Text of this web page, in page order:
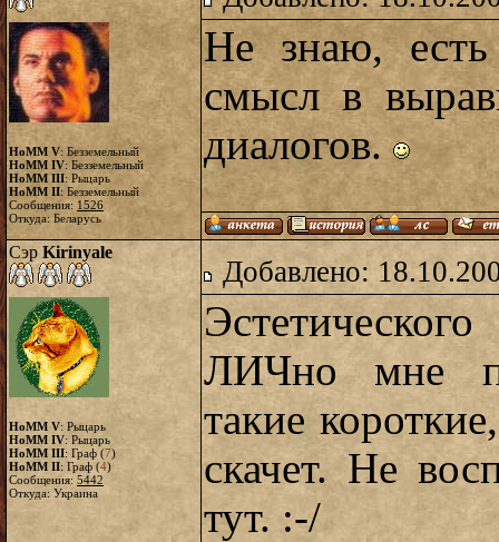
HoMM V: Безземельный
HoMM IV: Безземельный
HoMM III: Рыцарь
HoMM II: Безземельный
Сообщения: 1526
Откуда: Беларусь
Не знаю, есть
смысл в
диалогов.
Сэр Kirinyale
HoMM V: Рыцарь
HoMM IV: Рыцарь
HoMM III: Граф (7)
HoMM II: Граф (4)
Сообщения: 5442
Откуда: Украина
Добавлено:
ЛИЧно мне
такие
скачет. Не
тут. :-/